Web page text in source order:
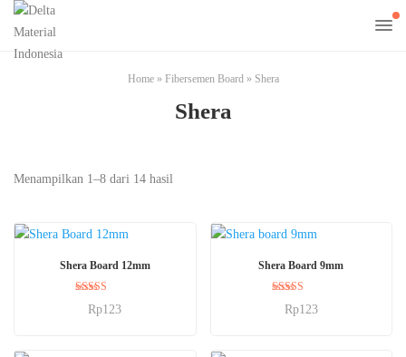
Home» Fibersemen Board» Shera
Shera
Menampilkan 1–8 dari 14 hasil
Shera Board 12mm
Dinilai
5.00
Rp123
Shera Board 9mm
Dinilai
5.00
Rp123